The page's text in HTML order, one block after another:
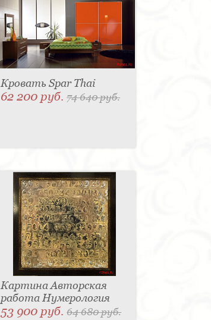
Кровать Spar Thai
62 200 руб.74 640 руб.
Картина Авторская
работа Нумерология
53 900 руб.64 680 руб.